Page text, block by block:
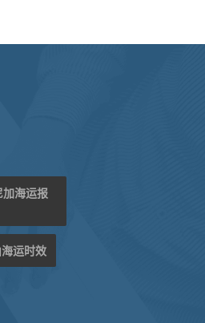
海运报
运时效